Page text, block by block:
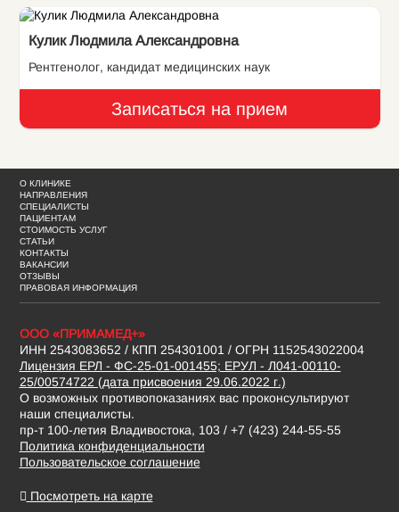
Кулик Людмила Александровна
Рентгенолог, кандидат медицинских наук
Записаться на прием
О КЛИНИКЕ
НАПРАВЛЕНИЯ
СПЕЦИАЛИСТЫ
ПАЦИЕНТАМ
СТОИМОСТЬ УСЛУГ
СТАТЬИ
КОНТАКТЫ
ВАКАНСИИ
ОТЗЫВЫ
ПРАВОВАЯ ИНФОРМАЦИЯ
ООО «ПРИМАМЕД+»
ИНН 2543083652 / КПП 254301001 / ОГРН 1152543022004
Лицензия ЕРЛ - ФС-25-01-001455; ЕРУЛ - Л041-00110-
25/00574722 (дата присвоения 29.06.2022 г.)
О возможных противопоказаниях вас проконсультируют
наши специалисты.
пр-т 100-летия Владивостока, 103 / +7 (423) 244-55-55
Политика конфиденциальности
Пользовательское соглашение
Посмотреть на карте